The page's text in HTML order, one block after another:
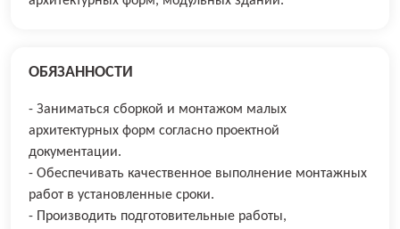
ОБЯЗАННОСТИ
- Заниматься сборкой и монтажом малых
архитектурных форм согласно проектной
документации.
- Обеспечивать качественное выполнение монтажных
работ в установленные сроки.
- Производить подготовительные работы,